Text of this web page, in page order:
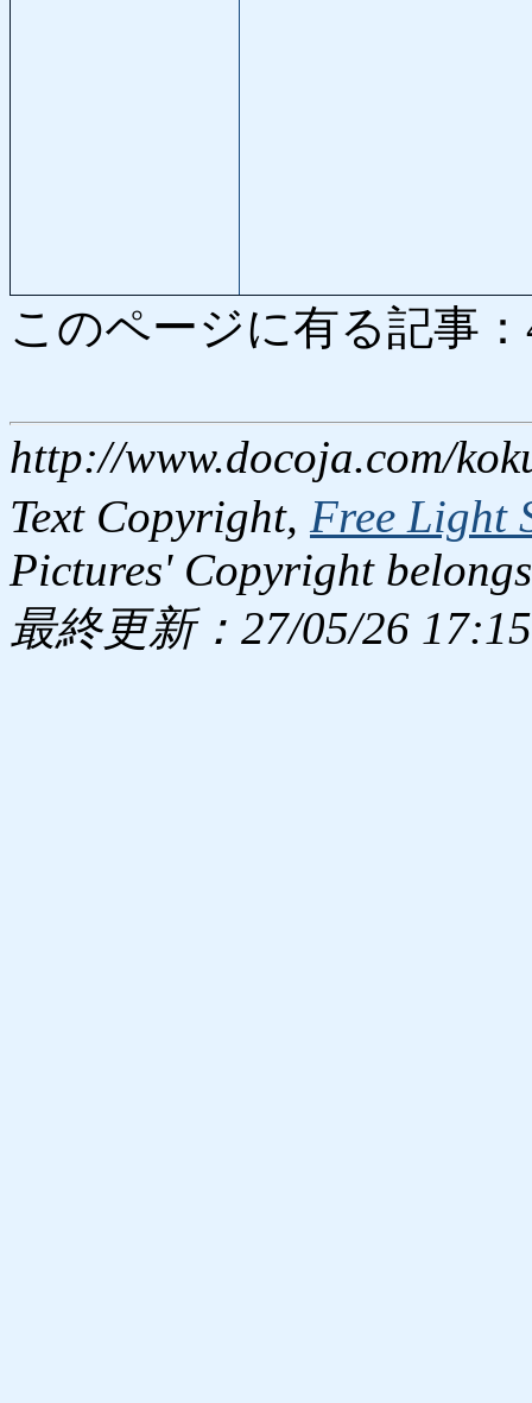
このページに有る記事
http://www.docoja.com/
Text Copyright, Free Light
Pictures' Copyright
最終更新：27/05/26 17:15